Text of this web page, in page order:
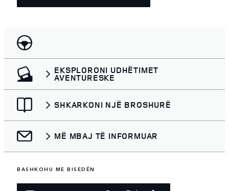
EKSPLORONI UDHËTIMET
AVENTURESKE
SHKARKONI NJË BROSHURË
MË MBAJ TË INFORMUAR
BASHKOHU ME BISEDËN